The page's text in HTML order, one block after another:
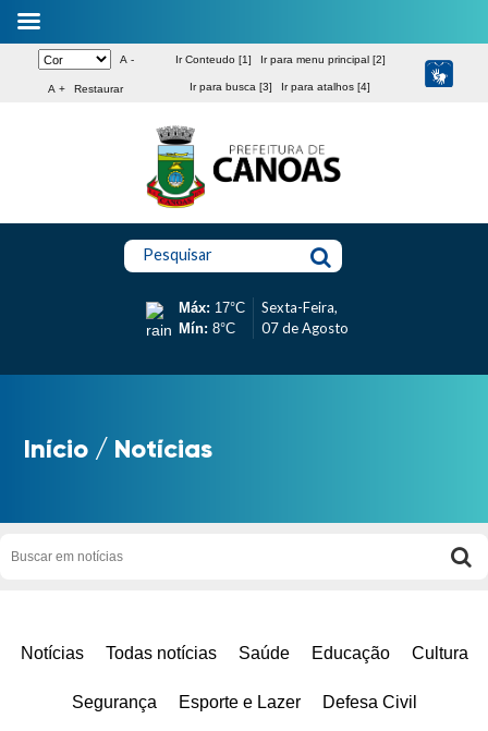
A -
A + Restaurar
Ir Conteudo [1] Ir para menu principal [2]
Ir para busca [3] Ir para atalhos [4]
Pesquisar
Máx: 17°C
Mín: 8°C
Sexta-Feira,
07 de Agosto
Início / Notícias
Notícias Todas notícias Saúde Educação Cultura
Segurança Esporte e Lazer Defesa Civil